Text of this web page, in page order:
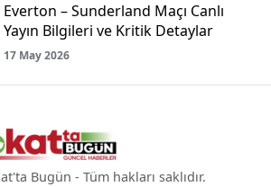
Everton – Sunderland Maçı Canlı
Yayın Bilgileri ve Kritik Detaylar
17 May 2026
Bugün - Tüm hakları saklıdır.